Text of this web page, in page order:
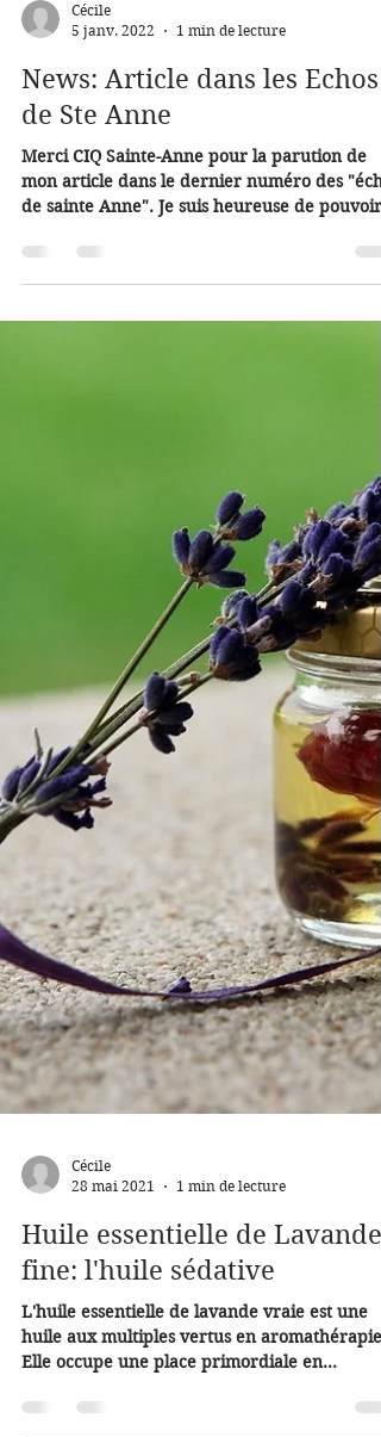
Cécile
5 janv. 2022
1 min de lecture
News: Article dans les Echos
de sainte Anne". Je suis heureuse de
Cécile
28 mai 2021
1 min de lecture
Huile essentielle de Lavande